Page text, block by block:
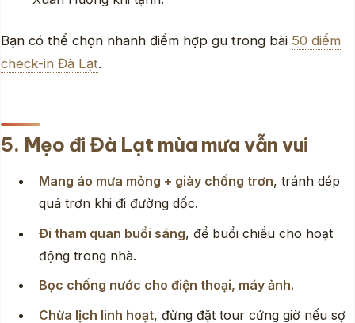
Bạn có thể chọn nhanh điểm hợp gu trong bài 50 điểm
check-in Đà Lạt.
5. Mẹo đi Đà Lạt mùa mưa vẫn vui
Mang áo mưa mỏng + giày chống trơn, tránh dép
quá trơn khi đi đường dốc.
Đi tham quan buổi sáng, để buổi chiều cho hoạt
động trong nhà.
Bọc chống nước cho điện thoại, máy ảnh.
Chừa lịch linh hoạt, đừng đặt tour cứng giờ nếu sợ